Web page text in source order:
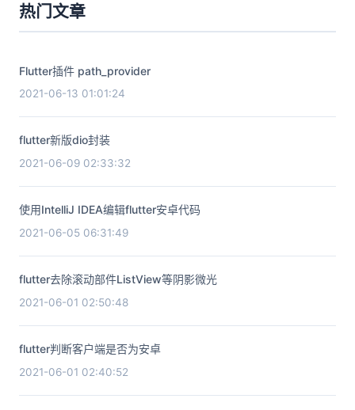
热门文章
Flutter插件 path_provider
2021-06-13 01:01:24
flutter新版dio封装
2021-06-09 02:33:32
使用IntelliJ IDEA编辑flutter安卓代码
2021-06-05 06:31:49
flutter去除滚动部件ListView等阴影微光
2021-06-01 02:50:48
flutter判断客户端是否为安卓
2021-06-01 02:40:52